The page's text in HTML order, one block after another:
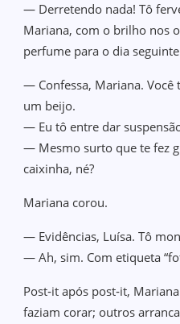
— Derretendo nada! Tô
Mariana, com o brilho nos
perfume para o dia
— Confessa, Mariana. Você
um beijo.
— Eu tô entre dar
— Mesmo surto que te fez
caixinha, né?
Mariana corou.
— Evidências, Luísa. Tô
— Ah, sim. Com etiqueta
Post‑it após post‑it,
faziam corar; outros